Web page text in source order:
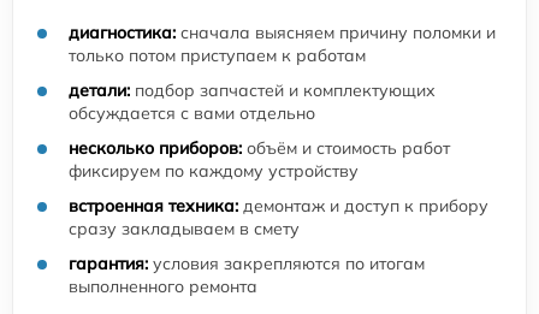
диагностика: сначала выясняем причину поломки и
только потом приступаем к работам
детали: подбор запчастей и комплектующих
обсуждается с вами отдельно
несколько приборов: объём и стоимость работ
фиксируем по каждому устройству
встроенная техника: демонтаж и доступ к прибору
сразу закладываем в смету
гарантия: условия закрепляются по итогам
выполненного ремонта